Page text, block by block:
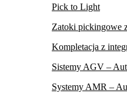
Pick to Light
Zatoki pickingowe
Kompletacja z
Sistemy AGV –
Systemy AMR –